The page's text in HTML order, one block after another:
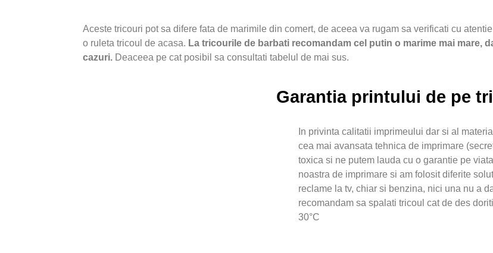
Aceste tricouri pot sa difere fata de marimile din comert, de aceea va rugam sa verificati cu
o ruleta tricoul de acasa. La tricourile de barbati recomandam cel putin o marime mai mare,
cazuri.Deaceea pe cat posibil sa consultati tabelul de mai sus.
Garantia printului de pe
In privinta calitatii imprimeului dar si al
cea mai avansata tehnica de imprimare
toxica si ne putem lauda cu o garantie pe
noastra de imprimare si am folosit diferite
reclame la tv, chiar si benzina, nici una nu a
recomandam sa spalati tricoul cat de des
30°C